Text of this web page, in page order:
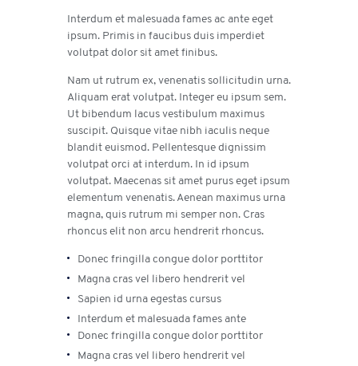
Interdum et malesuada fames ac ante eget
ipsum. Primis in faucibus duis imperdiet
volutpat dolor sit amet finibus.
Nam ut rutrum ex, venenatis sollicitudin urna.
Aliquam erat volutpat. Integer eu ipsum sem.
Ut bibendum lacus vestibulum maximus
suscipit. Quisque vitae nibh iaculis neque
blandit euismod. Pellentesque dignissim
volutpat orci at interdum. In id ipsum
volutpat. Maecenas sit amet purus eget ipsum
elementum venenatis. Aenean maximus urna
magna, quis rutrum mi semper non. Cras
rhoncus elit non arcu hendrerit rhoncus.
Donec fringilla congue dolor porttitor
Magna cras vel libero hendrerit vel
Sapien id urna egestas cursus
Interdum et malesuada fames ante
Donec fringilla congue dolor porttitor
Magna cras vel libero hendrerit vel